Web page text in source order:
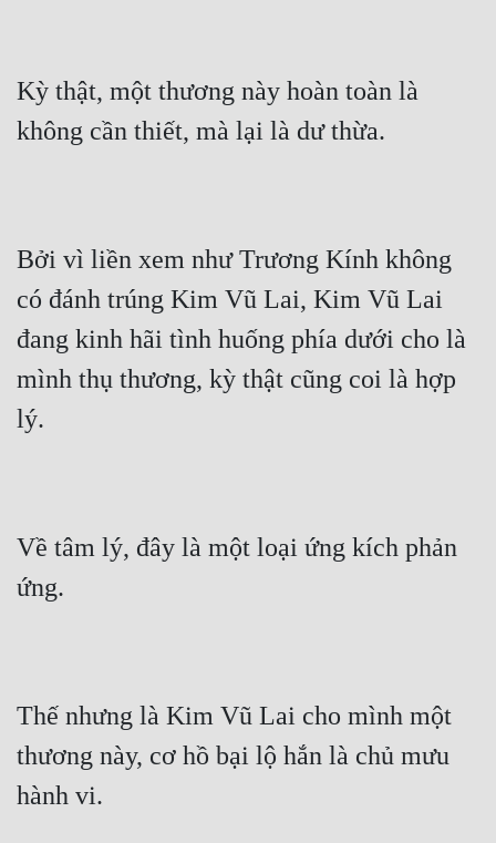
Kỳ thật, một thương này hoàn toàn là
không cần thiết, mà lại là dư thừa.
Bởi vì liền xem như Trương Kính không
có đánh trúng Kim Vũ Lai, Kim Vũ Lai
đang kinh hãi tình huống phía dưới cho là
mình thụ thương, kỳ thật cũng coi là hợp
lý.
Về tâm lý, đây là một loại ứng kích phản
ứng.
Thế nhưng là Kim Vũ Lai cho mình một
thương này, cơ hồ bại lộ hắn là chủ mưu
hành vi.